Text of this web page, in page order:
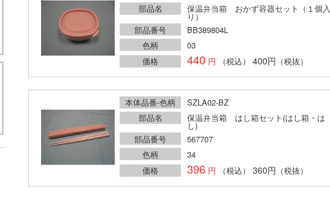
部品名
保温弁当箱 おかず容器セット（１個入
り）
部品番号
BB389804L
色柄
03
価格
440 （税込） 400円 （税抜）
本体品番-色柄
SZLA02-BZ
部品名
保温弁当箱 はし箱セット(はし箱・は
し)
部品番号
567707
色柄
34
価格
396 （税込） 360円 （税抜）